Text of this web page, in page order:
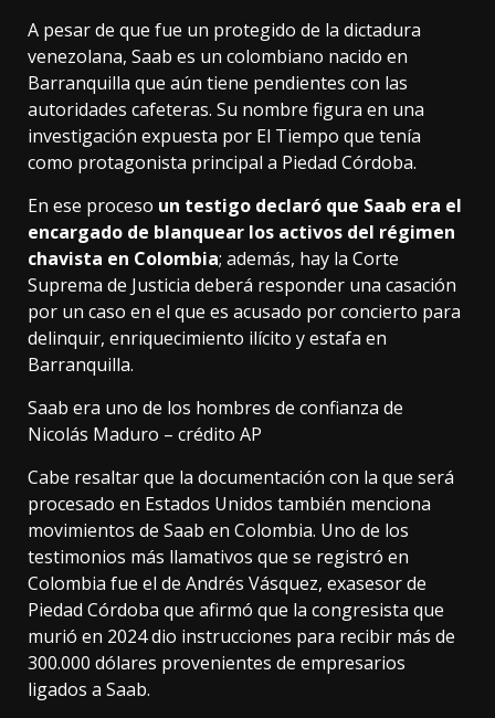
A pesar de que fue un protegido de la dictadura
venezolana, Saab es un colombiano nacido en
Barranquilla que aún tiene pendientes con las
autoridades cafeteras. Su nombre figura en una
investigación expuesta por El Tiempo que tenía
como protagonista principal a Piedad Córdoba.
En ese proceso un testigo declaró que Saab era el
encargado de blanquear los activos del régimen
chavista en Colombia; además, hay la Corte
Suprema de Justicia deberá responder una casación
por un caso en el que es acusado por concierto para
delinquir, enriquecimiento ilícito y estafa en
Barranquilla.
Saab era uno de los hombres de confianza de
Nicolás Maduro – crédito AP
Cabe resaltar que la documentación con la que será
procesado en Estados Unidos también menciona
movimientos de Saab en Colombia. Uno de los
testimonios más llamativos que se registró en
Colombia fue el de Andrés Vásquez, exasesor de
Piedad Córdoba que afirmó que la congresista que
murió en 2024 dio instrucciones para recibir más de
300.000 dólares provenientes de empresarios
ligados a Saab.